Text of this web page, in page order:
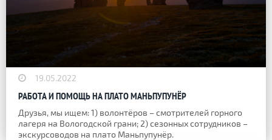
19.05.2022
РАБОТА И ПОМОЩЬ НА ПЛАТО МАНЬПУПУНЁР
Друзья, мы ищем: 1) волонтёров – смотрителей горного
лагеря на Вологодской грани; 2) сезонных сотрудников –
экскурсоводов на плато Маньпупунёр.